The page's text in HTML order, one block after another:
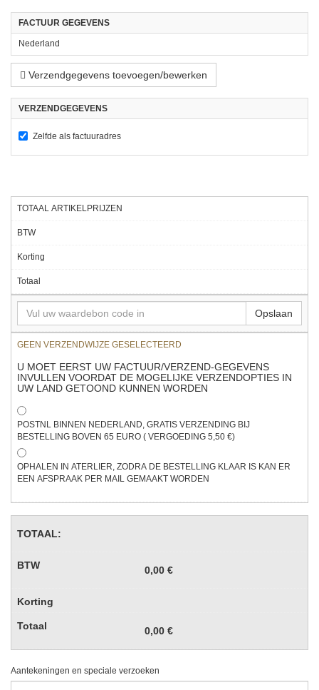
FACTUUR GEGEVENS
Nederland
Verzendgegevens toevoegen/bewerken
VERZENDGEGEVENS
Zelfde als factuuradres
TOTAAL ARTIKELPRIJZEN
Opslaan
GEEN VERZENDWIJZE GESELECTEERD
U MOET EERST UW FACTUUR/VERZEND-GEGEVENS
INVULLEN VOORDAT DE MOGELIJKE VERZENDOPTIES IN
UW LAND GETOOND KUNNEN WORDEN
POSTNL
BINNEN NEDERLAND, GRATIS VERZENDING BIJ
BESTELLING BOVEN 65 EURO
( VERGOEDING 5,50 €)
OPHALEN IN ATERLIER , ZODRA DE BESTELLING KLAAR IS KAN ER
EEN AFSPRAAK PER MAIL GEMAAKT WORDEN
TOTAAL:
0,00 €
0,00 €
Aantekeningen en speciale verzoeken